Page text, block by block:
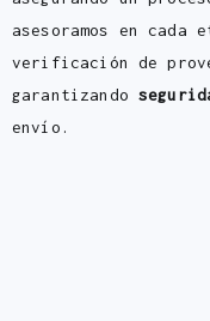
asesoramos en
verificación de
garantizando
envío.